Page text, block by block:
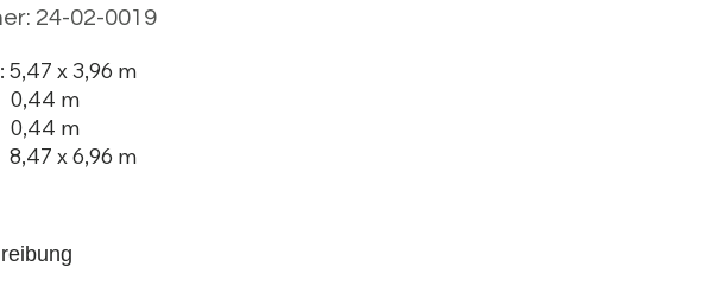
24-02-0019
5,47 x 3,96 m
0,44 m
0,44 m
8,47 x 6,96 m